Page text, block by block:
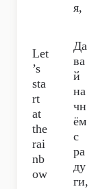
я,
Let
’s
sta
rt
at
the
rai
nb
ow
Да
ва
й
на
чн
ём
с
ра
ду
ги,